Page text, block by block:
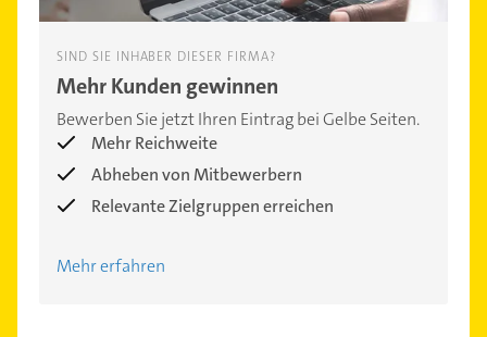
SIND SIE INHABER DIESER FIRMA?
Mehr Kunden gewinnen
Bewerben Sie jetzt Ihren Eintrag bei Gelbe Seiten.
Mehr Reichweite
Abheben von Mitbewerbern
Relevante Zielgruppen erreichen
Mehr erfahren